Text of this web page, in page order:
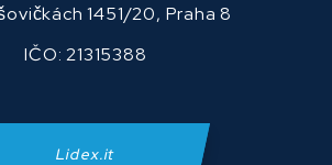
1451/20, Praha 8
IČO: 21315388
Lidex.it